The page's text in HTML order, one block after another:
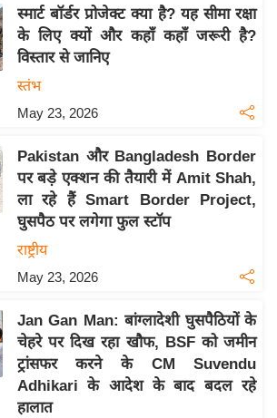
स्मार्ट बॉर्डर प्रोजेक्ट क्या है? यह सीमा रक्षा
के लिए क्यों और कहाँ कहाँ जरूरी है?
विस्तार से जानिए
स्तंभ
May 23, 2026
Pakistan और Bangladesh Border
पर बड़े एक्शन की तैयारी में Amit Shah,
ला रहे हैं Smart Border Project,
घुसपैठ पर लगेगा फुल स्टॉप
राष्ट्रीय
May 23, 2026
Jan Gan Man: बांग्लादेशी घुसपैठियों के
चेहरे पर दिख रहा खौफ, BSF को जमीन
ट्रांसफर करने के CM Suvendu
Adhikari के आदेश के बाद बदल रहे
हालात